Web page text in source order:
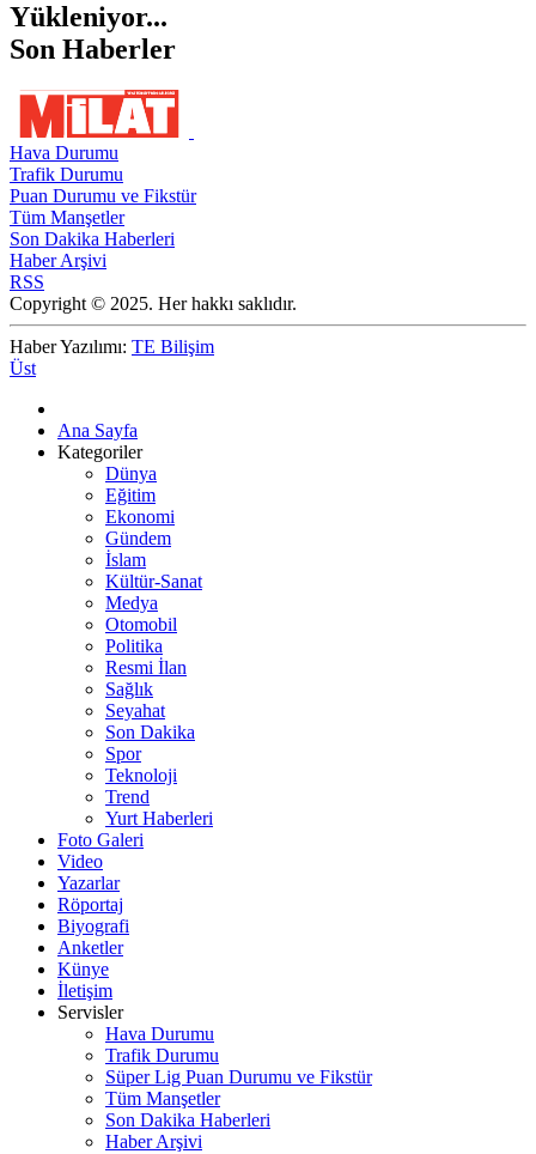
Yükleniyor...
Son Haberler
Hava Durumu
Trafik Durumu
Puan Durumu ve Fikstür
Tüm Manşetler
Son Dakika Haberleri
Haber Arşivi
RSS
Copyright © 2025. Her hakkı saklıdır.
Haber Yazılımı: TE Bilişim
Üst
Ana Sayfa
Kategoriler
Dünya
Eğitim
Ekonomi
Gündem
İslam
Kültür-Sanat
Medya
Otomobil
Politika
Resmi İlan
Sağlık
Seyahat
Son Dakika
Spor
Teknoloji
Trend
Yurt Haberleri
Foto Galeri
Video
Yazarlar
Röportaj
Biyografi
Anketler
Künye
İletişim
Servisler
Hava Durumu
Trafik Durumu
Süper Lig Puan Durumu ve Fikstür
Tüm Manşetler
Son Dakika Haberleri
Haber Arşivi